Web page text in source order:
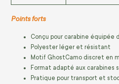
Points forts
Conçu pour carabine équipée
Polyester léger et résistant
Motif GhostCamo discret en
Format adapté aux carabines
Pratique pour transport et